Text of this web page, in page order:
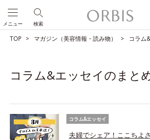
検索
メニュー
TOP マガジン（美容情報・読み物） コラム
コラム&エッセイのまと
コラム&エッセイ
夫婦でシェア！ここちよ